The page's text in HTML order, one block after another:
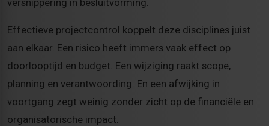
Effectieve projectcontrol koppelt deze disciplines juist
aan elkaar. Een risico heeft immers vaak effect op
doorlooptijd en budget. Een wijziging raakt scope,
planning en verantwoording. En een afwijking in
voortgang zegt weinig zonder zicht op de financiële en
organisatorische impact.